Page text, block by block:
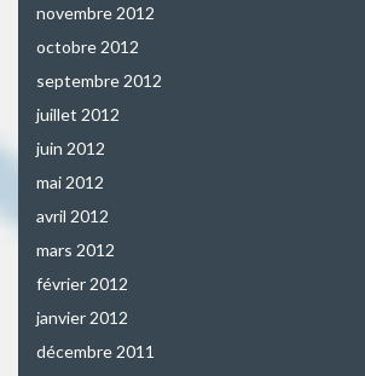
novembre 2012
octobre 2012
septembre 2012
juillet 2012
juin 2012
mai 2012
avril 2012
mars 2012
février 2012
janvier 2012
décembre 2011